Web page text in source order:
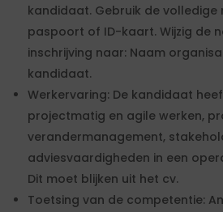
kandidaat. Gebruik de volledige
paspoort of ID-kaart. Wijzig de
inschrijving naar: Naam
kandidaat.
Werkervaring: De kandidaat
projectmatig en agile werken,
verandermanagement,
adviesvaardigheden in een
Dit moet blijken uit het cv.
Toetsing van de competentie: